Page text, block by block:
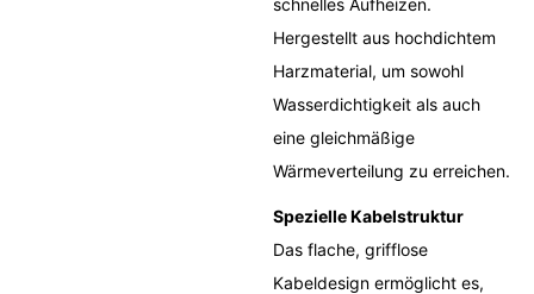
schnelles Aufheizen.
Hergestellt aus hochdichtem
Harzmaterial, um sowohl
Wasserdichtigkeit als auch
eine gleichmäßige
Wärmeverteilung zu erreichen.
Spezielle Kabelstruktur
Das flache, grifflose
Kabeldesign ermöglicht es,